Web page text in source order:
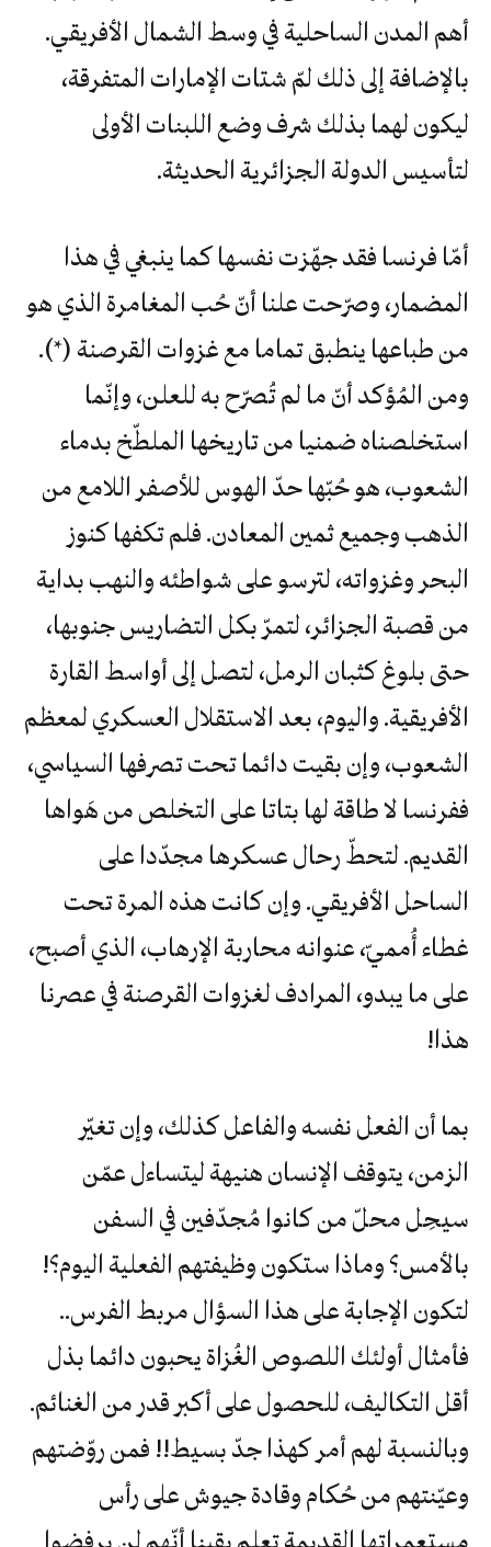
أهم المدن الساحلية في وسط الشمال الأفريقي.
بالإضافة إلى ذلك لمّ شتات الإمارات المتفرقة،
ليكون لهما بذلك شرف وضع اللبنات الأولى
لتأسيس الدولة الجزائرية الحديثة.
أمّا فرنسا فقد جهّزت نفسها كما ينبغي في هذا
المضمار، وصرّحت علنا أنّ حُب المغامرة الذي هو
من طباعها ينطبق تماما مع غزوات القرصنة (*).
ومن المُؤكد أنّ ما لم تُصرّح به للعلن، وإنّما
استخلصناه ضمنيا من تاريخها الملطّخ بدماء
الشعوب، هو حُبّها حدّ الهوس للأصفر اللامع من
الذهب وجميع ثمين المعادن. فلم تكفها كنوز
البحر وغزواته، لترسو على شواطئه والنهب بداية
من قصبة الجزائر، لتمرّ بكل التضاريس جنوبها،
حتى بلوغ كثبان الرمل، لتصل إلى أواسط القارة
الأفريقية. واليوم، بعد الاستقلال العسكري لمعظم
الشعوب، وإن بقيت دائما تحت تصرفها السياسي،
ففرنسا لا طاقة لها بتاتا على التخلص من هَواها
القديم. لتحطّ رحال عسكرها مجدّدا على
الساحل الأفريقي. وإن كانت هذه المرة تحت
غطاء أُمميّ، عنوانه محاربة الإرهاب، الذي أصبح،
على ما يبدو، المرادف لغزوات القرصنة في عصرنا
هذا!
بما أن الفعل نفسه والفاعل كذلك، وإن تغيّر
الزمن، يتوقف الإنسان هنيهة ليتساءل عمّن
سيحِل محلّ من كانوا مُجدّفين في السفن
بالأمس؟ وماذا ستكون وظيفتهم الفعلية اليوم؟!
لتكون الإجابة على هذا السؤال مربط الفرس..
فأمثال أولئك اللصوص الغُزاة يحبون دائما بذل
أقل التكاليف، للحصول على أكبر قدر من الغنائم.
وبالنسبة لهم أمر كهذا جدّ بسيط!! فمن روّضتهم
وعيّنتهم من حُكام وقادة جيوش على رأس
مستعمراتها القديمة تعلم يقينا أنّهم لن يرفضوا